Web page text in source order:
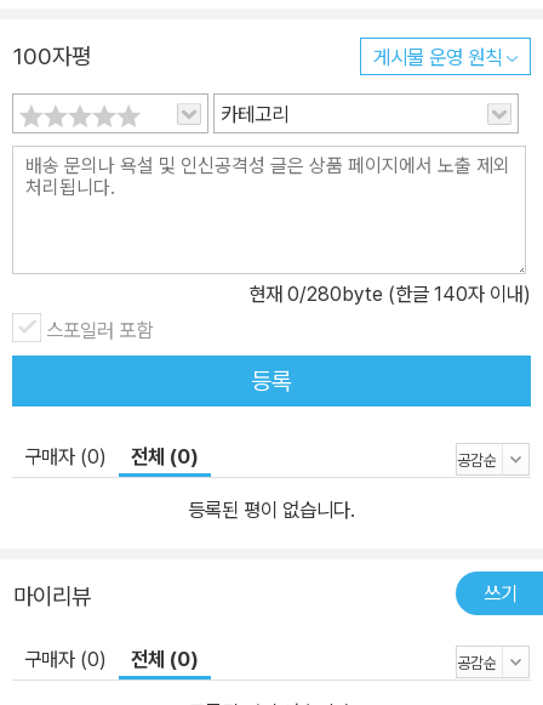
는 일’ “결혼생활이란 무엇인가’에 대해 생각해보았다. 나에게 결혼생
성, 취미, 습관과 버릇, 더위와 추위에 대한 민감한 정도, 여행 방식,
하물며 성적 기호에 이르기까지 ‘어쩌면 이렇게 나와 다를 수 있
지?’를 발견하는 나날이었다.” _본문 중에서 천생연분이나 잉꼬부부
한다. 서로의 ‘다름’에 경악하지만 이내 초연하게 받아들이고 적당히
‘아내’와 ‘남편’이라는 역할을 연기하다가 폭발과 수습을 반복하는 관
계. 하지만 그 ‘안 맞음’이야말로 지극히 ‘평범’한 것임을 자각한다. 이
런 고난의 여정이 기다리는 줄도 모르고 한창 열애 중에 만든 소책자
를 처음 만난 정황에 대해, 여자는 남자로부터 청혼 받은 날에 대해 각
각 한 편의 글을 썼다. 시대착오적이고 오글거리지만 시대의 변화를
의 계보를 잇는 저자의 현재(2021) 가사분담 현황에 대해서도 면밀
행기 추락사고로 배우자를 잃은 충격에 가슴이 찢어질 것만 같은 고
통과 비애를 느낀다. 하지만 벽에 기대어 헛구역질을 반복하는 와중,
100자평 게시물 운영 원칙
카테고리
현재 0/280byte (한글 140자 이내)
스포일러 포함
등록
구매자 (0) 전체 (0)
등록된 평이 없습니다.
마이리뷰 쓰기
구매자 (0) 전체 (0)